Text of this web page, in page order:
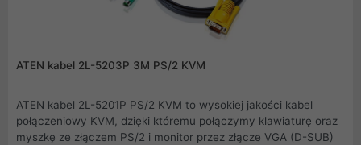
ATEN kabel 2L-5203P 3M PS/2 KVM
ATEN kabel 2L-5201P PS/2 KVM to wysokiej jakości kabel
połączeniowy KVM, dzięki któremu połączymy klawiaturę oraz
myszkę ze złączem PS/2 i monitor przez złącze VGA (D-SUB)